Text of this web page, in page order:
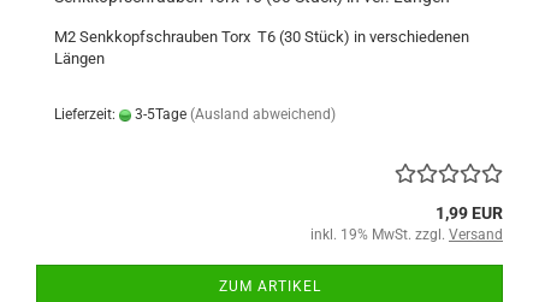
M2 Senkkopfschrauben Torx T6 (30 Stück) in verschiedenen
Längen
Lieferzeit: 3-5Tage (Ausland abweichend)
1,99 EUR
inkl. 19% MwSt. zzgl. Versand
ZUM ARTIKEL